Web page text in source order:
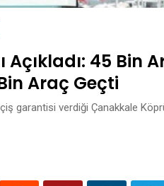
Açıkladı: 45 Bin
Araç Geçti
garantisi verdiği Çanakkale